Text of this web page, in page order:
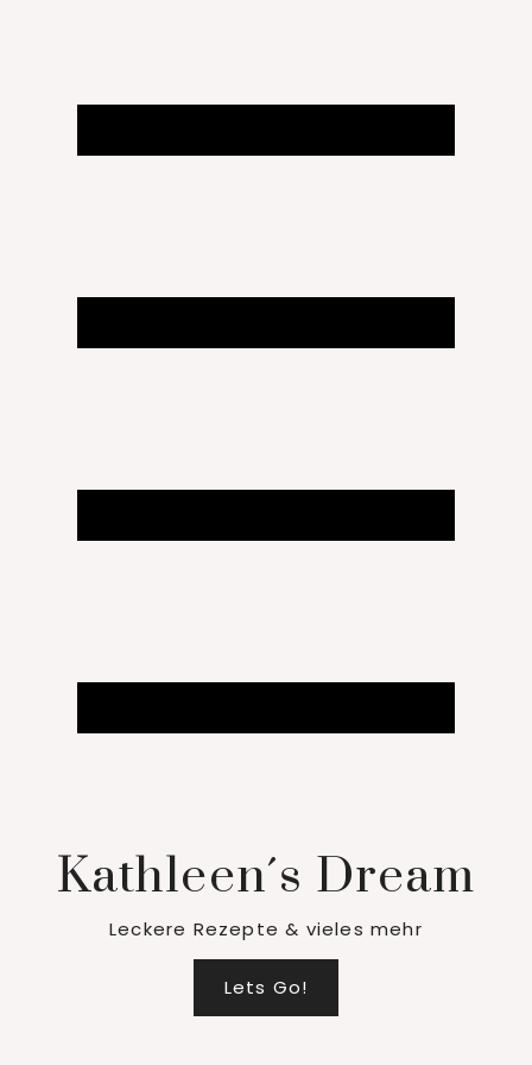
Kathleen´s Dream
Leckere Rezepte & vieles mehr
Lets Go!